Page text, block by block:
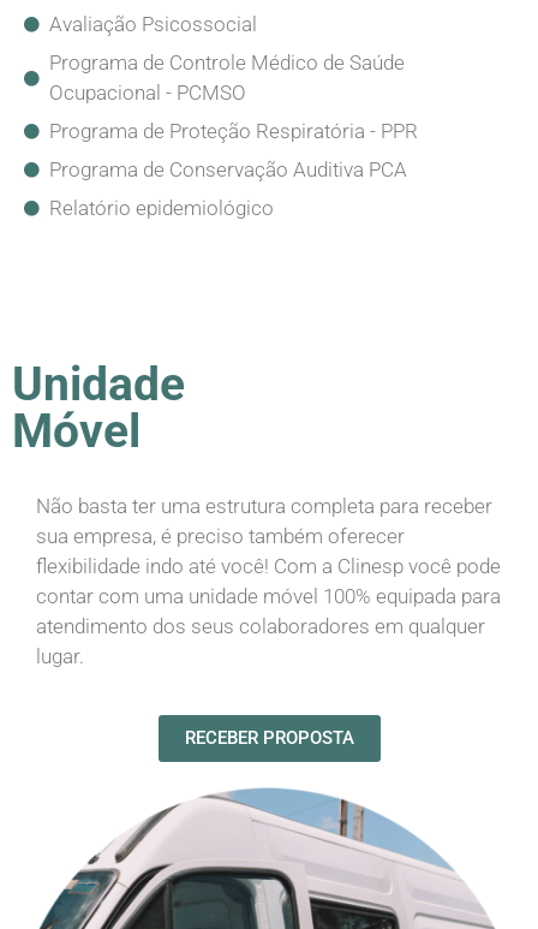
Avaliação Psicossocial
Programa de Controle Médico de Saúde
Ocupacional - PCMSO
Programa de Proteção Respiratória - PPR
Programa de Conservação Auditiva PCA
Relatório epidemiológico
Unidade
Móvel
Não basta ter uma estrutura completa para receber
sua empresa, é preciso também oferecer
flexibilidade indo até você! Com a Clinesp você pode
contar com uma unidade móvel 100% equipada para
atendimento dos seus colaboradores em qualquer
lugar.
RECEBER PROPOSTA